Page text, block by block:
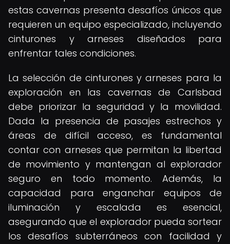
estas cavernas presenta desafíos únicos que
requieren un equipo especializado, incluyendo
cinturones y arneses diseñados para
enfrentar tales condiciones.
La selección de cinturones y arneses para la
exploración en las cavernas de Carlsbad
debe priorizar la seguridad y la movilidad.
Dada la presencia de pasajes estrechos y
áreas de difícil acceso, es fundamental
contar con arneses que permitan la libertad
de movimiento y mantengan al explorador
seguro en todo momento. Además, la
capacidad para enganchar equipos de
iluminación y escalada es esencial,
asegurando que el explorador pueda sortear
los desafíos subterráneos con facilidad y